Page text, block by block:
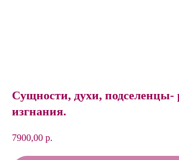
Сущности, духи, подселенцы-
изгнания.
7900,00 р.